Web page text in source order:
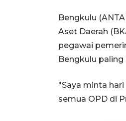
Bengkulu
Aset Daerah
pegawai
Bengkulu
"Saya minta
semua OPD di